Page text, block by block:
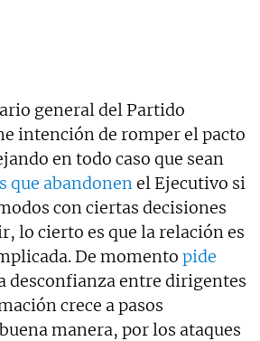
general del Partido
intención de romper el pacto
en todo caso que sean
que abandonenel Ejecutivo si
con ciertas decisiones
lo cierto es que la relación es
De momento pide
desconfianza entre dirigentes
crece a pasos
manera, por los ataques